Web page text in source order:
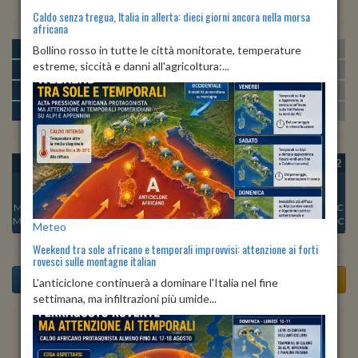
MATTINA min:20º max:26º U:54%
POMERIGGIO min:26º max:28º
SERA min: 22º max:29º U:78%-83%
NOTTE min:20º max:23º U:81%
OGGI
Min:
25°C
Max:31°C
VEN 07
Min:
23°C
Max:30°C
SAB 08
Min:23°C
Max:28°C
DOM 09
Min:23°C
Max:28°C
LUN 10
Min:
23°C
Max:28°C
MAR 11
Min:22°C
Max:29°C
MER 12
Min:
23°C
Max:28°C
Previsioni del Tempo a Tavenna tra 5 giorni
Caldo senza tregua, Italia in allerta: dieci giorni ancora nella morsa
africana
Bollino rosso in tutte le città monitorate, temperature
estreme, siccità e danni all'agricoltura:...
Meteo
Weekend tra sole africano e temporali improvvisi: attenzione ai forti
rovesci sulle montagne italian
L'anticiclone continuerà a dominare l'Italia nel fine
settimana, ma infiltrazioni più umide...